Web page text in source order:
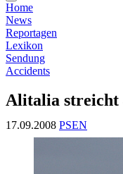
Home
News
Reportagen
Lexikon
Sendung
Accidents
Alitalia streicht
17.09.2008 PSEN